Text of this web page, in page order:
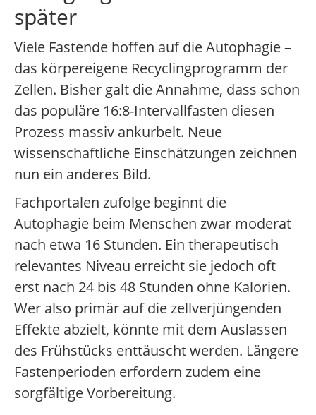
später
Viele Fastende hoffen auf die Autophagie –
das körpereigene Recyclingprogramm der
Zellen. Bisher galt die Annahme, dass schon
das populäre 16:8-Intervallfasten diesen
Prozess massiv ankurbelt. Neue
wissenschaftliche Einschätzungen zeichnen
nun ein anderes Bild.
Fachportalen zufolge beginnt die
Autophagie beim Menschen zwar moderat
nach etwa 16 Stunden. Ein therapeutisch
relevantes Niveau erreicht sie jedoch oft
erst nach 24 bis 48 Stunden ohne Kalorien.
Wer also primär auf die zellverjüngenden
Effekte abzielt, könnte mit dem Auslassen
des Frühstücks enttäuscht werden. Längere
Fastenperioden erfordern zudem eine
sorgfältige Vorbereitung.